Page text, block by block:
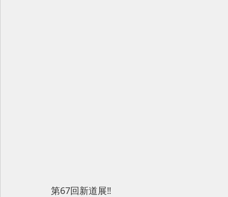
第67回新道展‼️